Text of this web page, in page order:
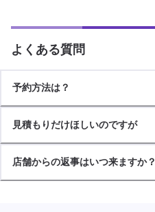
よくある質問
予約方法は？
見積もりだけほしいのですが
店舗からの返事はいつ来ますか？